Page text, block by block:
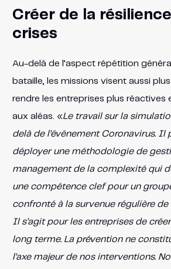
Créer de la
crises
Au-delà de l’aspect répétition
bataille, les missions visent aussi
rendre les entreprises plus réactives
aux aléas. «Le travail sur la
delà de l’événement Coronavirus. Il
déployer une méthodologie de
management de la complexité qui
une compétence clef pour un
confronté à la survenue régulière de
Il s’agit pour les entreprises de
long terme. La prévention ne
l’axe majeur de nos interventions.